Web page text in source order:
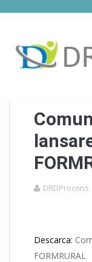
DRDProcons
Descarca:
FORMRURAL